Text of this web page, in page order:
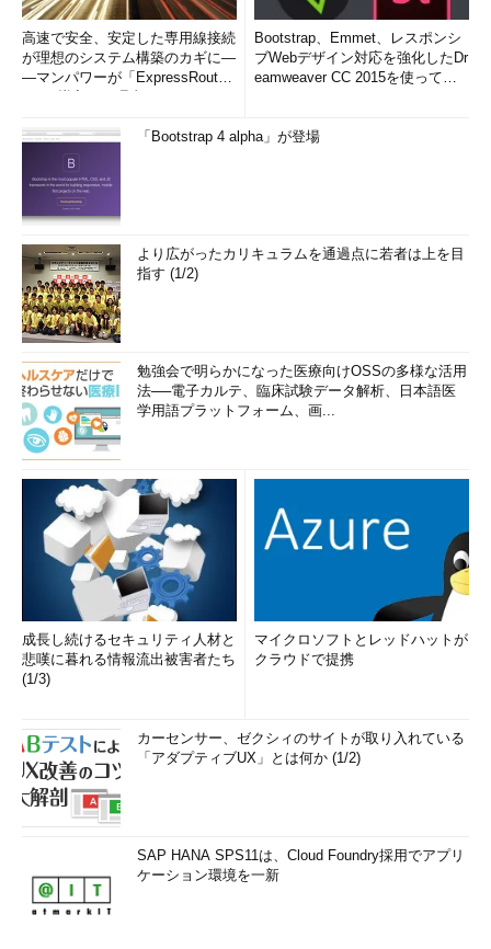
高速で安全、安定した専用線接続
が理想のシステム構築のカギに―
―マンパワーが「ExpressRout
Bootstrap、Emmet、レスポンシ
ブWebデザイン対応を強化したDr
eamweaver CC 2015を使って
「Bootstrap 4 alpha」が登場
より広がったカリキュラムを通過点に若者は上を目
指す (1/2)
勉強会で明らかになった医療向けOSSの多様な活用
法──電子カルテ、臨床試験データ解析、日本語医
学用語プラットフォーム、画...
成長し続けるセキュリティ人材と
悲嘆に暮れる情報流出被害者たち
(1/3)
マイクロソフトとレッドハットが
クラウドで提携
カーセンサー、ゼクシィのサイトが取り入れている
「アダプティブUX」とは何か (1/2)
SAP HANA SPS11は、Cloud Foundry採用でアプリ
ケーション環境を一新